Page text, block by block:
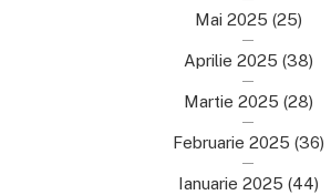
Mai 2025 (25)
Aprilie 2025 (38)
Martie 2025 (28)
Februarie 2025 (36)
Ianuarie 2025 (44)